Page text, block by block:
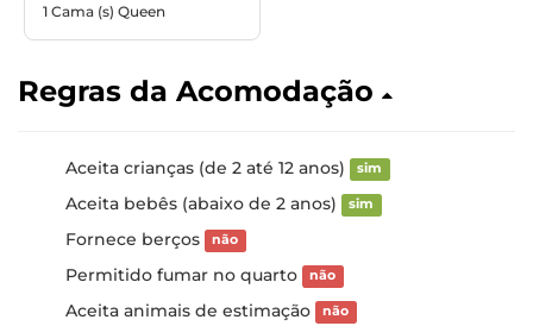
1 Cama (s) Queen
Regras da Acomodação
Aceita crianças (de 2 até 12 anos) sim
Aceita bebês (abaixo de 2 anos) sim
Fornece berços não
Permitido fumar no quarto não
Aceita animais de estimação não